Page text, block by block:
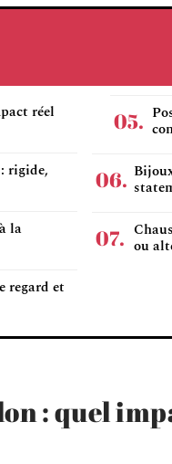
réel
rigide,
la
regard et
ou
: quel